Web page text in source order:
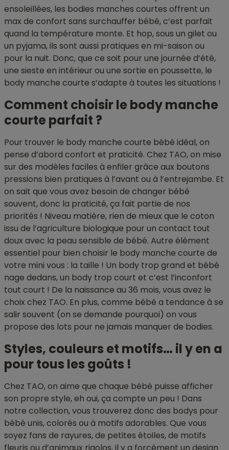
ensoleillées, les bodies manches courtes offrent un
max de confort sans surchauffer bébé, c’est parfait
quand la température monte. Et hop, sous un gilet ou
un pyjama, ils sont aussi pratiques en mi-saison ou
pour la nuit. Donc, que ce soit pour une journée d’été,
une sieste en intérieur ou une sortie en poussette, le
body manche courte s’adapte à toutes les situations !
Comment choisir le body manche
courte parfait ?
Pour trouver le body manche courte bébé idéal, on
pense d’abord confort et praticité. Chez TAO, on mise
sur des modèles faciles à enfiler grâce aux boutons
pressions bien pratiques à l’avant ou à l’entrejambe. Et
on sait que vous avez besoin de changer bébé
souvent, donc la praticité, ça fait partie de nos
priorités ! Niveau matière, rien de mieux que le coton
issu de l’agriculture biologique pour un contact tout
doux avec la peau sensible de bébé. Autre élément
essentiel pour bien choisir le body manche courte de
votre mini vous : la taille ! Un body trop grand et bébé
nage dedans, un body trop court et c’est l’inconfort
tout court ! De la naissance au 36 mois, vous avez le
choix chez TAO. En plus, comme bébé a tendance à se
salir souvent (on se demande pourquoi) on vous
propose des lots pour ne jamais manquer de bodies.
Styles, couleurs et motifs… il y en a
pour tous les goûts !
Chez TAO, on aime que chaque bébé puisse afficher
son propre style, eh oui, ça compte un peu ! Dans
notre collection, vous trouverez donc des bodys pour
bébé unis, colorés ou à motifs adorables. Que vous
soyez fans de rayures, de petites étoiles, de motifs